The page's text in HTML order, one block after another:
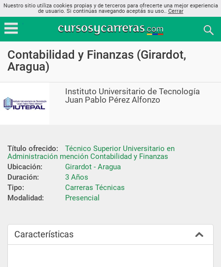
Nuestro sitio utiliza cookies propias y de terceros para ofrecerte una mejor experiencia
de usuario. Si continúas navegando aceptás su uso.. Cerrar
Contabilidad y Finanzas (Girardot,
Aragua)
Instituto Universitario de Tecnología
Juan Pablo Pérez Alfonzo
Título ofrecido:
Técnico Superior Universitario en
Administración mención Contabilidad y Finanzas
Ubicación:
Girardot - Aragua
Duración:
3 Años
Tipo:
Carreras Técnicas
Modalidad:
Presencial
Características